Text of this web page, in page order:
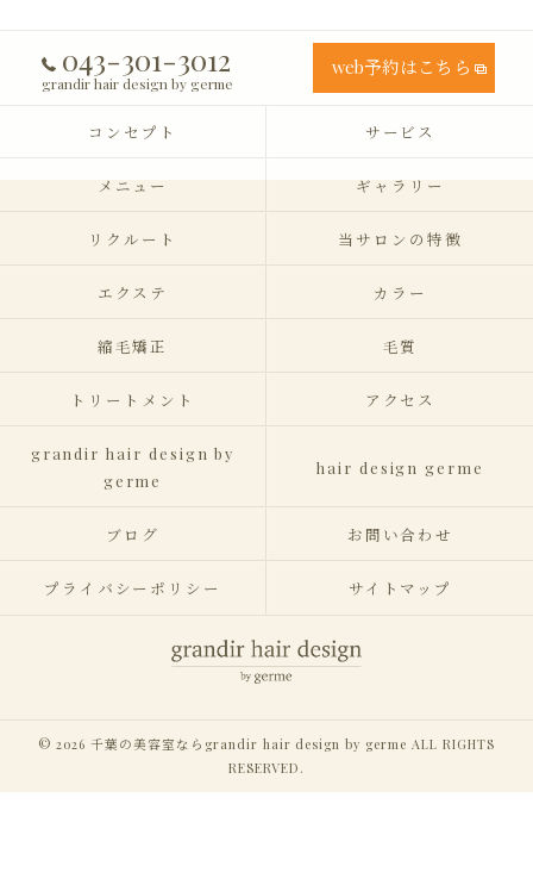
043-301-3012
grandir hair design by germe
web予約はこちら
コンセプト サービス
メニュー ギャラリー
リクルート 当サロンの特徴
エクステ カラー
縮毛矯正 毛質
トリートメント アクセス
grandir hair design by
germe
hair design germe
ブログ お問い合わせ
プライバシーポリシー サイトマップ
© 2026 千葉の美容室ならgrandir hair design by germe ALL RIGHTS
RESERVED.